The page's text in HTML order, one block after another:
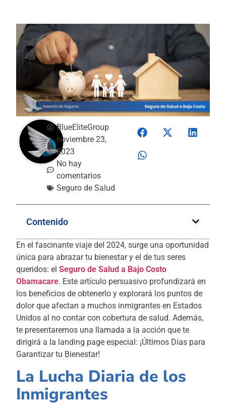
BlueEliteGroup
noviembre 23,
2023
No hay
comentarios
Seguro de Salud
Contenido
En el fascinante viaje del 2024, surge una oportunidad
única para abrazar tu bienestar y el de tus seres
queridos: elSeguro de Salud a Bajo Costo
Obamacare. Este artículo persuasivo profundizará en
los beneficios de obtenerlo y explorará los puntos de
dolor que afectan a muchos inmigrantes en Estados
Unidos al no contar con cobertura de salud. Además,
te presentaremos una llamada a la acción que te
dirigirá a la landing page especial: ¡Últimos Días para
Garantizar tu Bienestar!
La Lucha Diaria de los
Inmigrantes